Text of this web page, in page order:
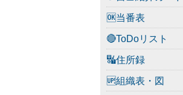
🆗当番表
🔴ToDoリスト
🔣住所録
🆙組織表・図